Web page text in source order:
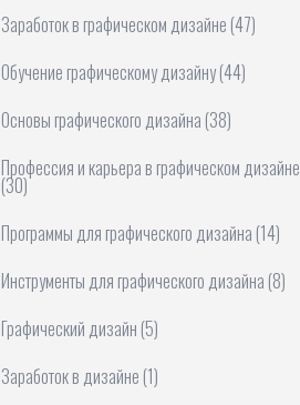
Заработок в графическом дизайне (47)
Обучение графическому дизайну(44)
Основы графического дизайна (38)
Профессия и карьера в графическом дизайне
(30)
Программы для графического дизайна (14)
Инструменты для графического дизайна (8)
Графический дизайн (5)
Заработок в дизайне (1)